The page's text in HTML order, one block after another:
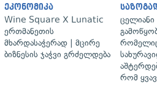
ეკონომიკა
Wine Square X Lunatic
ერთმანეთის
მხარდასაჭერად | მცირე
ბიზნესის ჯაჭვი გრძელდება
რომელიც
რომ